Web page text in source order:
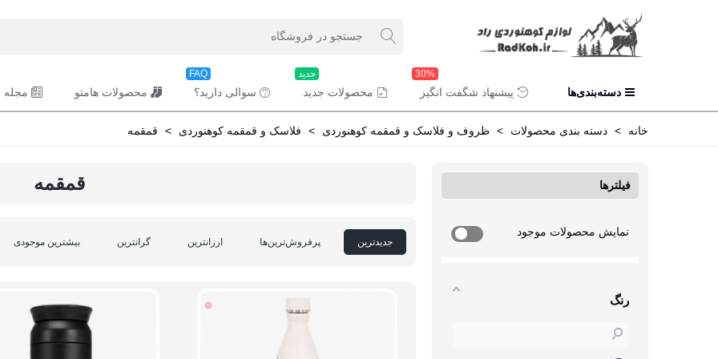
دسته‌بندی‌ها پیشنهاد شگفت انگیز
30%
محصولات جدید
جدید
سوالی دارید؟
FAQ
محصولات هامتو مجله
خانه > دسته بندی محصولات > ظروف و فلاسک و قمقمه کوهنوردی > فلاسک و قمقمه کوهنوردی > قمقمه
فیلترها
نمایش محصولات موجود
رنگ
قمقمه
جدیدترین پرفروش‌ترین‌ها ارزانترین گرانترین بیشترین موجودی
صورتی